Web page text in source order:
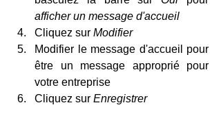
afficher un message d'accueil
Cliquez sur Modifier
Modifier le message d'accueil pour
être un message approprié pour
votre entreprise
Cliquez sur Enregistrer